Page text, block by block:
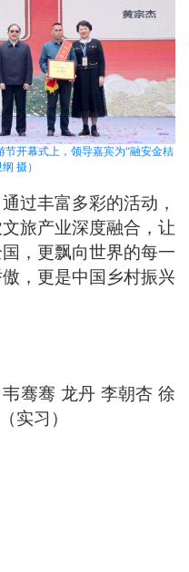
节开幕式上，领导嘉宾为“融安金桔
摄）
过丰富多彩的活动，
旅产业深度融合，让
，更飘向世界的每一
，更是中国乡村振兴
骞骞 龙丹 李朝杏 徐
实习）